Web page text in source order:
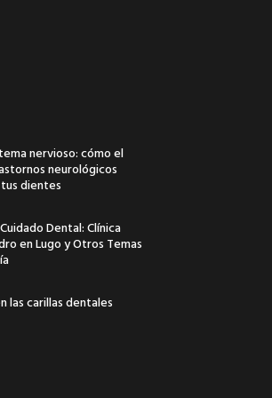
nervioso: cómo el
neurológicos
dientes
Dental: Clínica
en Lugo y Otros Temas
las carillas dentales